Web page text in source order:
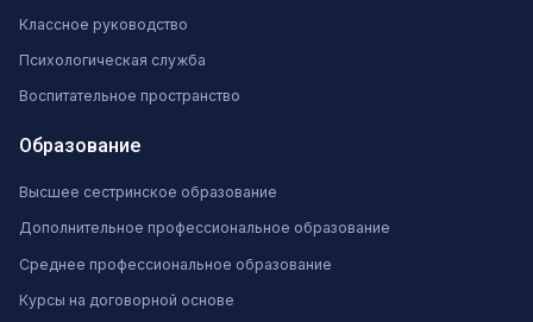
Классное руководство
Психологическая служба
Воспитательное пространство
Образование
Высшее сестринское образование
Дополнительное профессиональное образование
Среднее профессиональное образование
Курсы на договорной основе